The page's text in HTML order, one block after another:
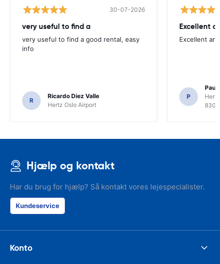
30-07-2026
very useful to find a
very useful to find a good rental, easy
info
R
Ricardo Diez Valle
Hertz Oslo Airport
Excellent
Excellent
P
Paul
8300
Hjælp og kontakt
Har du brug for hjælp? Så kontakt vores lejespecialister.
Kundeservice
Konto